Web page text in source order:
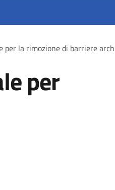
per la rimozione di barriere
per